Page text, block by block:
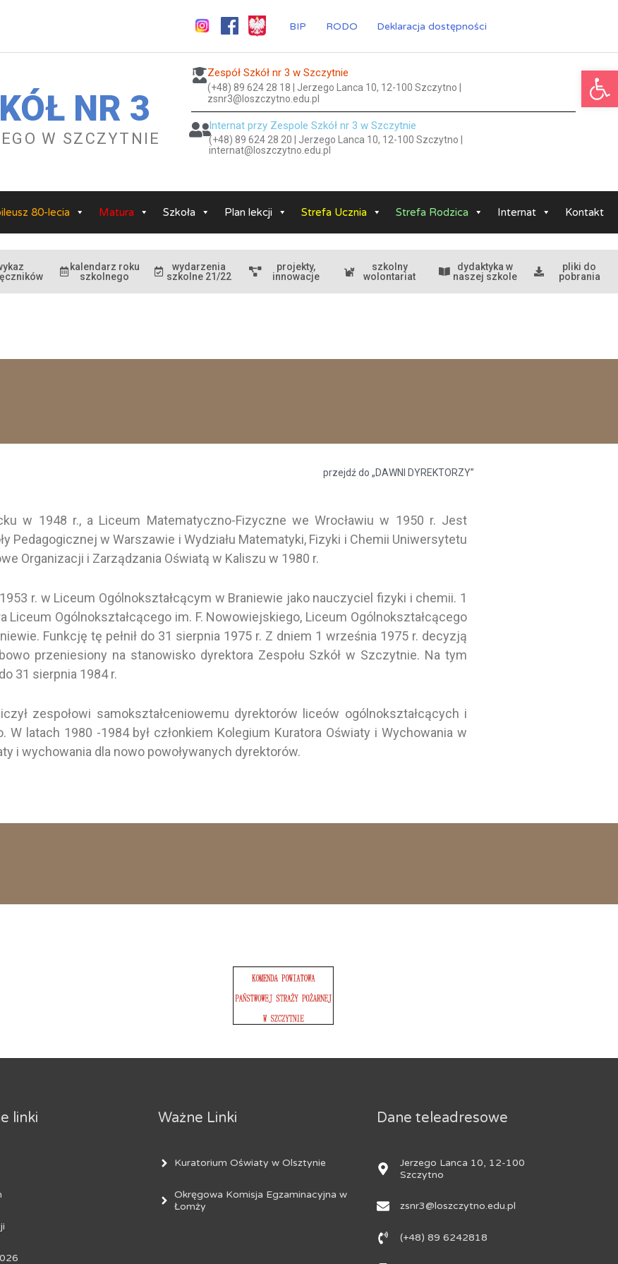
BIP RODO Deklaracja dostępności
NR 3
W SZCZYTNIE
Zespół Szkół nr 3 w Szczytnie
(+48) 89 624 28 18 | Jerzego Lanca 10, 12-100 Szczytno |
zsnr3@loszczytno.edu.pl
Internat przy Zespole Szkół nr 3 w Szczytnie
(+48) 89 624 28 20 | Jerzego Lanca 10, 12-100 Szczytno |
internat@loszczytno.edu.pl
80-lecia Matura Szkoła Plan lekcji Strefa Ucznia Strefa Rodzica Internat Kontakt
kalendarz roku
szkolnego
wydarzenia
szkolne 21/22
projekty,
innowacje
szkolny
wolontariat
dydaktyka w
naszej szkole
pliki do
pobrania
przejdź do „DAWNI DYREKTORZY”
w 1948 r., a Liceum Matematyczno-Fizyczne we Wrocławiu w 1950 r. Jest
Pedagogicznej w Warszawie i Wydziału Matematyki, Fizyki i Chemii Uniwersytetu
Organizacji i Zarządzania Oświatą w Kaliszu w 1980 r.
r. w Liceum Ogólnokształcącym w Braniewie jako nauczyciel fizyki i chemii. 1
Liceum Ogólnokształcącego im. F. Nowowiejskiego, Liceum Ogólnokształcącego
Funkcję tę pełnił do 31 sierpnia 1975 r. Z dniem 1 września 1975 r. decyzją
przeniesiony na stanowisko dyrektora Zespołu Szkół w Szczytnie. Na tym
31 sierpnia 1984 r.
zespołowi samokształceniowemu dyrektorów liceów ogólnokształcących i
latach 1980 -1984 był członkiem Kolegium Kuratora Oświaty i Wychowania w
i wychowania dla nowo powoływanych dyrektorów.
linki Ważne Linki
Kuratorium Oświaty w Olsztynie
Okręgowa Komisja Egzaminacyjna w
Łomży
Dane teleadresowe
Jerzego Lanca 10, 12-100
Szczytno
zsnr3@loszczytno.edu.pl
(+48) 89 6242818